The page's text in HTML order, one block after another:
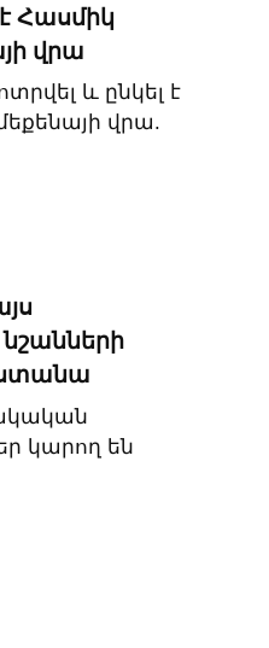
Հասմիկ
վրա
և ընկել է
վրա.
կարող են